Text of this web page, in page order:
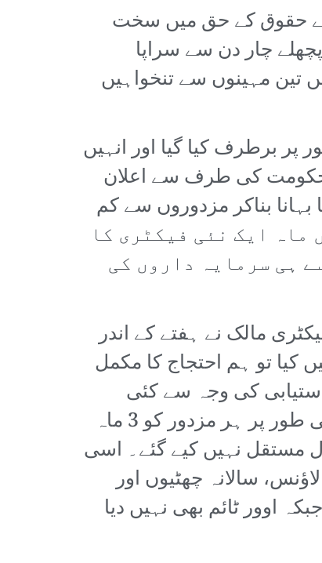
حقوق کے حق میں سخت
چار دن سے سراپا
تین مہینوں سے تنخواہیں
پر برطرف کیا گیا اور انہیں
حکومت کی طرف سے اعلان
پن کا بہانا بناکر مزدوروں سے کم
ماہ ایک نئی فیکٹری کا
ہی سرمایہ داروں کی
مالک نے ہفتے کے اندر
کیا تو ہم احتجاج کا مکمل
کی وجہ سے کئی
محنت کش لقمہ اجل بن چکے ہیں۔ مستقل روزگار کا کوئی تصور نہیں جبکہ قانونی طور پر ہر مزدور کو 3 ماہ
کرنے والے تاحال مستقل نہیں کیے گئے۔ اسی
سالانہ چھٹیوں اور
گھنٹوں تک کام لیا جاتا جبکہ اوور ٹائم بھی نہیں دیا